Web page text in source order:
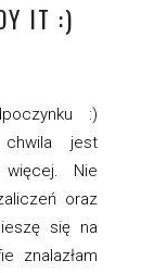
IT :)
:)
jest
Nie
oraz
się na
znalazłam